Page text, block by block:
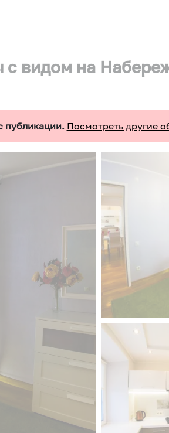
с видом на
публикации. Посмотреть другие